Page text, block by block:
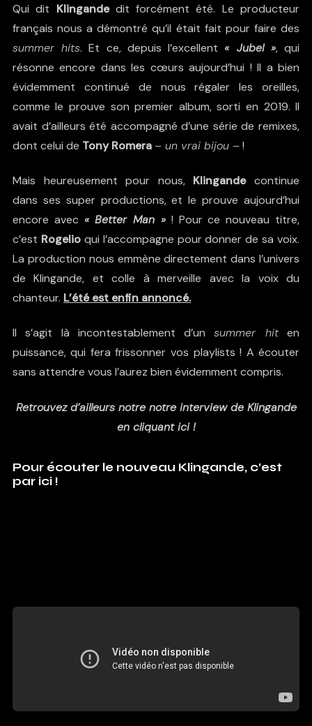
Qui dit Klingandedit forcément été. Le producteur
français nous a démontré qu’il était fait pour faire des
summer hits. Et ce, depuis l’excellent « Jubel », qui
résonne encore dans les cœurs aujourd’hui ! Il a bien
évidemment continué de nous régaler les oreilles,
comme le prouve son premier album, sorti en 2019. Il
avait d’ailleurs été accompagné d’une série de remixes,
dont celui de Tony Romera – un vrai bijou –!
Mais heureusement pour nous, Klingandecontinue
dans ses super productions, et le prouve aujourd’hui
encore avec « Better Man » ! Pour ce nouveau titre,
c’est Rogelioqui l’accompagne pour donner de sa voix.
La production nous emmène directement dans l’univers
de Klingande, et colle à merveille avec la voix du
chanteur. L’été est enfin annoncé.
Il s’agit là incontestablement d’unsummer hiten
puissance, qui fera frissonner vos playlists ! A écouter
sans attendre vous l’aurez bien évidemment compris.
Retrouvez d’ailleurs notre notre interview de Klingande
en cliquant ici !
Pour écouter le nouveau Klingande, c’est
par ici !